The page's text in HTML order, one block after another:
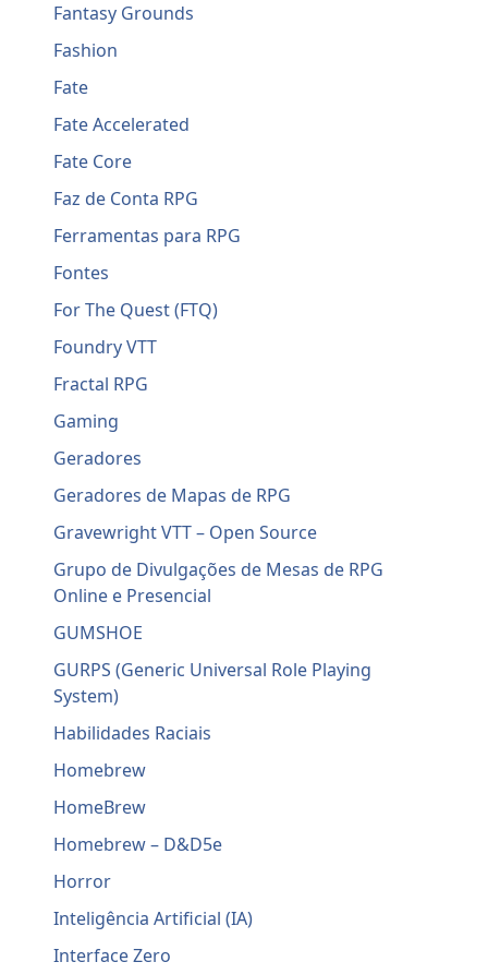
Fantasy Grounds
Fashion
Fate
Fate Accelerated
Fate Core
Faz de Conta RPG
Ferramentas para RPG
Fontes
For The Quest (FTQ)
Foundry VTT
Fractal RPG
Gaming
Geradores
Geradores de Mapas de RPG
Gravewright VTT – Open Source
Grupo de Divulgações de Mesas de RPG
Online e Presencial
GUMSHOE
GURPS (Generic Universal Role Playing
System)
Habilidades Raciais
Homebrew
HomeBrew
Homebrew – D&D5e
Horror
Inteligência Artificial (IA)
Interface Zero